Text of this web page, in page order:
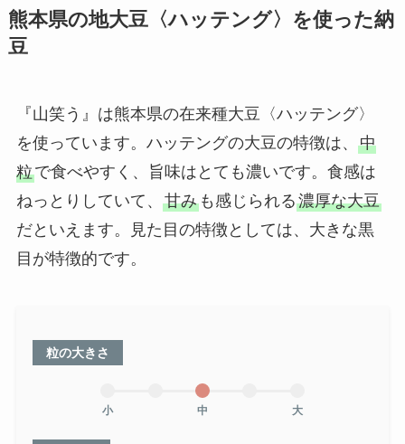
熊本県の地大豆〈ハッテング〉を使った納
豆
『山笑う』は熊本県の在来種大豆〈ハッテング〉
を使っています。ハッテングの大豆の特徴は、 中
粒で食べやすく、旨味はとても濃いです。食感は
ねっとりしていて、 甘みも感じられる濃厚な大豆
だといえます。見た目の特徴としては、大きな黒
目が特徴的です。
粒の大きさ
小 中 大